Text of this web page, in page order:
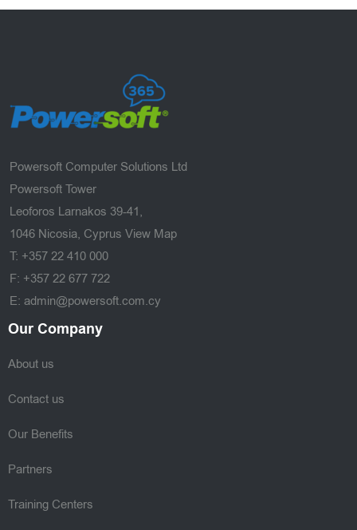
Powersoft Computer Solutions Ltd
Powersoft Tower
Leoforos Larnakos 39-41,
1046 Nicosia, Cyprus View Map
T: +357 22 410 000
F: +357 22 677 722
E: admin@powersoft.com.cy
Our Company
About us
Contact us
Our Benefits
Partners
Training Centers